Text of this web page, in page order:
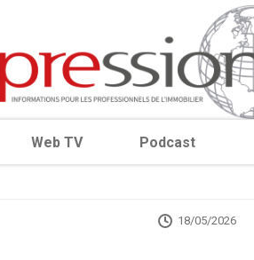
Web TV Podcast
18/05/2026